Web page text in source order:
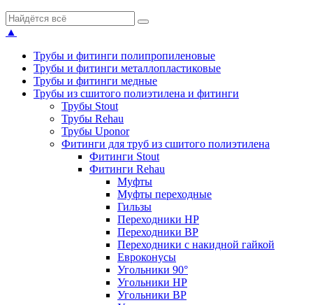
▲
Трубы и фитинги полипропиленовые
Трубы и фитинги металлопластиковые
Трубы и фитинги медные
Трубы из сшитого полиэтилена и фитинги
Трубы Stout
Трубы Rehau
Трубы Uponor
Фитинги для труб из сшитого полиэтилена
Фитинги Stout
Фитинги Rehau
Муфты
Муфты переходные
Гильзы
Переходники НР
Переходники ВР
Переходники с накидной гайкой
Евроконусы
Угольники 90°
Угольники НР
Угольники ВР